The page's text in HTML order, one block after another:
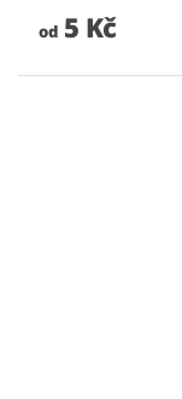
od5 Kč